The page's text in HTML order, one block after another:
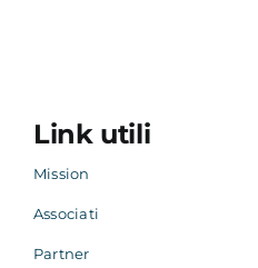
Link utili
Mission
Associati
Partner